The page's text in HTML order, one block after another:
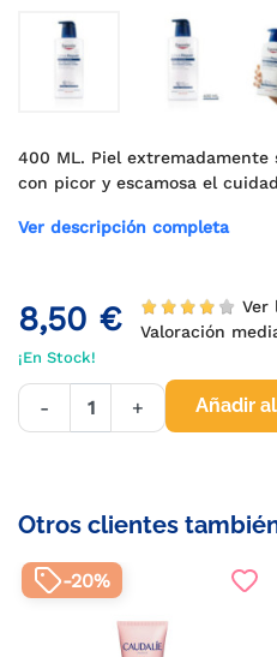
400 ML. Piel extremadamente
con picor y escamosa el
Ver descripción completa
8,50 €
Ver
Valoración
¡En Stock!
- + Añadir
Otros clientes
-20%